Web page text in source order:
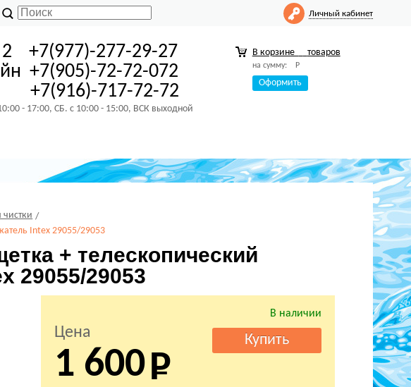
Личный кабинет
2 +7(977)-277-29-27
+7(905)-72-72-072
717-72-72
- 17:00, СБ. с 10:00 - 15:00, ВСК выходной
В корзине товаров
на сумму: Р
Оформить
Intex 29055/29053
+ телескопический
29055/29053
В наличии
Цена
1 600